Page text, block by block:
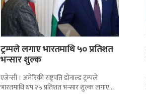
ट्रम्पले लगाए भारतमाथि ५० प्रतिशत
भन्सार शुल्क
एजेन्सी । अमेरिकी राष्ट्रपति डोनाल्ड ट्रम्पले
भारतमाथि थप २५ प्रतिशत भन्सार शुल्क लगाएका